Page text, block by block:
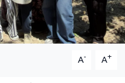
A- A+